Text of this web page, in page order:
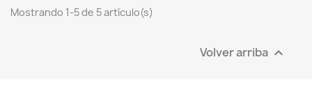
Mostrando 1-5 de 5 artículo(s)
Volver arriba 